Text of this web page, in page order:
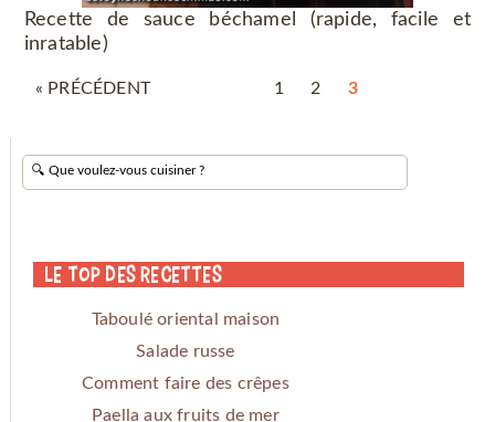
Recette de sauce béchamel (rapide, facile et
inratable)
« PRÉCÉDENT 1 2 3
Le Top des Recettes
Taboulé oriental maison
Salade russe
Comment faire des crêpes
Paella aux fruits de mer